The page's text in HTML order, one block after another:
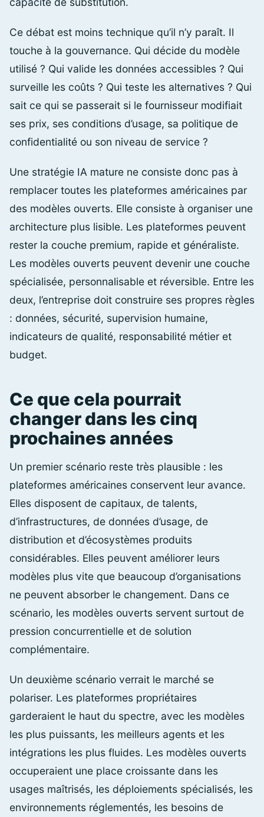
Ce débat est moins technique qu’il n’y paraît. Il
touche à la gouvernance. Qui décide du modèle
utilisé ? Qui valide les données accessibles ? Qui
surveille les coûts ? Qui teste les alternatives ? Qui
sait ce qui se passerait si le fournisseur modifiait
ses prix, ses conditions d’usage, sa politique de
confidentialité ou son niveau de service ?
Une stratégie IA mature ne consiste donc pas à
remplacer toutes les plateformes américaines par
des modèles ouverts. Elle consiste à organiser une
architecture plus lisible. Les plateformes peuvent
rester la couche premium, rapide et généraliste.
Les modèles ouverts peuvent devenir une couche
spécialisée, personnalisable et réversible. Entre les
deux, l’entreprise doit construire ses propres règles
: données, sécurité, supervision humaine,
indicateurs de qualité, responsabilité métier et
budget.
Ce que cela pourrait
changer dans les cinq
prochaines années
Un premier scénario reste très plausible : les
plateformes américaines conservent leur avance.
Elles disposent de capitaux, de talents,
d’infrastructures, de données d’usage, de
distribution et d’écosystèmes produits
considérables. Elles peuvent améliorer leurs
modèles plus vite que beaucoup d’organisations
ne peuvent absorber le changement. Dans ce
scénario, les modèles ouverts servent surtout de
pression concurrentielle et de solution
complémentaire.
Un deuxième scénario verrait le marché se
polariser. Les plateformes propriétaires
garderaient le haut du spectre, avec les modèles
les plus puissants, les meilleurs agents et les
intégrations les plus fluides. Les modèles ouverts
occuperaient une place croissante dans les
usages maîtrisés, les déploiements spécialisés, les
environnements réglementés, les besoins de